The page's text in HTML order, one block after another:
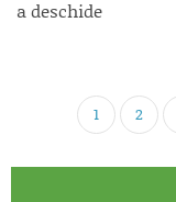
a deschide
1 2